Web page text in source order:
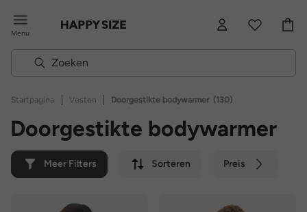
Menu
Startpagina | Vesten | Doorgestikte bodywarmer (130)
Doorgestikte bodywarmer
Meer Filters Sorteren Preis